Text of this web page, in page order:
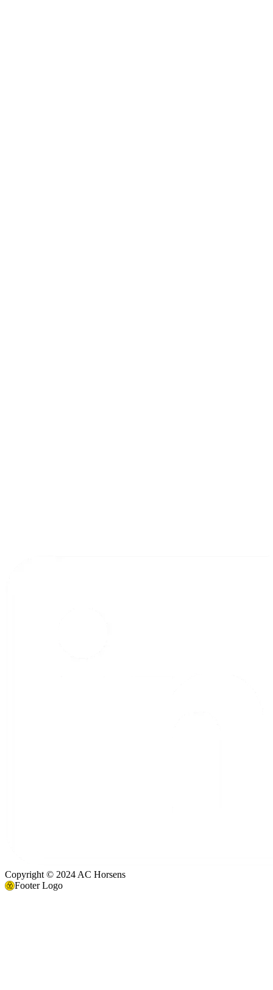
Copyright © 2024 AC Horsens
Footer Logo